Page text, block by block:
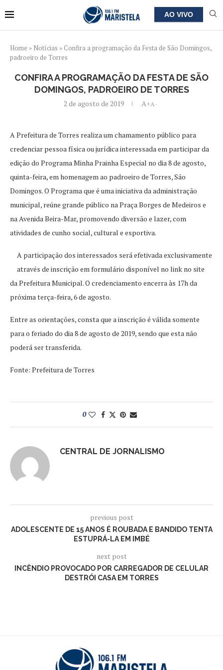
AO VIVO
Home » Notícias » Confira a programação da Festa de São Domingos,
padroeiro de Torres
CONFIRA A PROGRAMAÇÃO DA FESTA DE SÃO
DOMINGOS, PADROEIRO DE TORRES
2 de agosto de 2019 A+A-
A Prefeitura de Torres realiza um chamamento público para
credenciar pessoa física ou jurídica interessada em participar da
edição do Programa Minha Prainha Especial no dia 8 de agosto,
quinta-feira, em homenagem ao padroeiro de Torres, São
Domingos. O Programa que é uma iniciativa da administração
municipal, reúne grande público na Praça Borges de Medeiros e
na Avenida Beira-Mar, promovendo diversão e lazer, com
atividades de cunho social, cultural e esportiva.
A participação dos interessados será efetivada exclusivamente
através de inscrição em formulário disponível no link no site
da Prefeitura Municipal. O credenciamento encerra às 17h da
próxima terça-feira, 6 de agosto.
Entre as orientações, consta que a inscrição é válida somente
para o feriado do dia 8 de agosto de 2019, sendo que esta não
poderá ser transferida.
Fonte: Prefeitura de Torres
0
CENTRAL DE JORNALISMO
previous post
ADOLESCENTE DE 15 ANOS É ROUBADA E BANDIDO TENTA
ESTUPRÁ-LA EM IMBÉ
next post
INCÊNDIO PROVOCADO POR CARREGADOR DE CELULAR
DESTRÓI CASA EM TORRES